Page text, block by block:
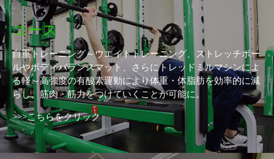
コース
自重トレーニング～ウエイトトレーニング、ストレッチポー
ルやボディバランスマット、さらにトレッドミルマシンによ
る軽～高強度の有酸素運動により体重・体脂肪を効率的に減
らし、筋肉・筋力をつけていくことが可能に。
>>>こちらをクリック